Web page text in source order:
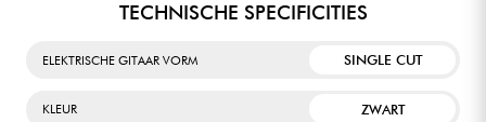
TECHNISCHE SPECIFICITIES
ELEKTRISCHE GITAAR VORM SINGLE CUT
KLEUR ZWART